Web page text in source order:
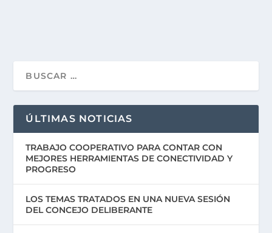
ÚLTIMAS NOTICIAS
TRABAJO COOPERATIVO PARA CONTAR CON
MEJORES HERRAMIENTAS DE CONECTIVIDAD Y
PROGRESO
LOS TEMAS TRATADOS EN UNA NUEVA SESIÓN
DEL CONCEJO DELIBERANTE